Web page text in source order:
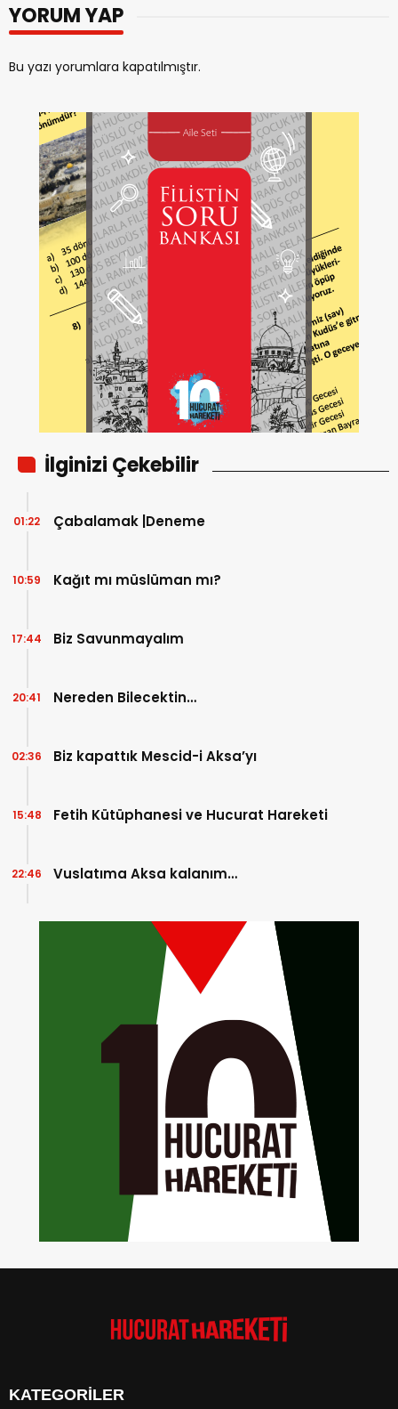
YORUM YAP
Bu yazı yorumlara kapatılmıştır.
İlginizi Çekebilir
Çabalamak |Deneme
01:22
Kağıt mı müslüman mı?
10:59
Biz Savunmayalım
17:44
Nereden Bilecektin…
20:41
Biz kapattık Mescid-i Aksa’yı
02:36
Fetih Kütüphanesi ve Hucurat Hareketi
15:48
Vuslatıma Aksa kalanım…
22:46
KATEGORİLER